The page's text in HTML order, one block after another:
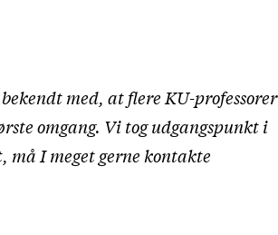
med, at flere KU-professorer
omgang. Vi tog udgangspunkt i
må I meget gerne kontakte